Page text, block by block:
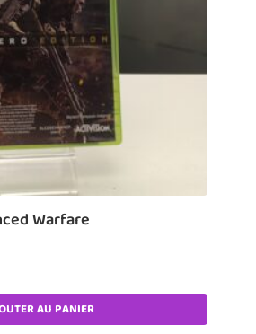
Warfare
AU PANIER